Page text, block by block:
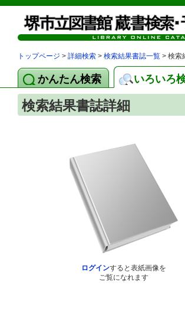
トップページ > 詳細検索 > 検索結果書誌一覧 > 検索
かんたん検索 いろいろ
検索結果書誌詳細
ログインすると表紙画像を
ご覧になれます